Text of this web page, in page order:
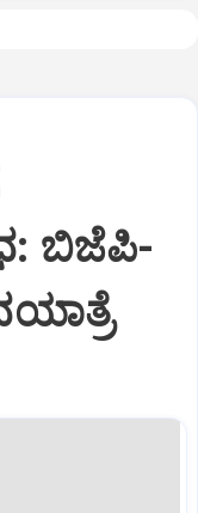
ಬಿಜೆಪಿ-